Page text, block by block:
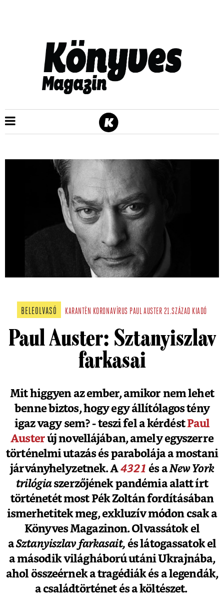
BELEOLVASÓ KARANTÉN KORONAVÍRUS PAUL AUSTER 21.SZÁZAD KIADÓ
Paul Auster: Sztanyiszlav
farkasai
Mit higgyen az ember, amikor nem lehet
benne biztos, hogy egy állítólagos tény
igaz vagy sem? - teszi fel a kérdéstPaul
Austerúj novellájában, amely egyszerre
történelmi utazás és parabolája a mostani
járványhelyzetnek. A 4321 és aNew York
trilógiaszerzőjének pandémia alatt írt
történetét most Pék Zoltán fordításában
ismerhetitek meg, exkluzív módon csak a
Könyves Magazinon. Olvassátok el
aSztanyiszlav farkasait, és látogassatok el
a második világháború utáni Ukrajnába,
ahol összeérnek a tragédiák és a legendák,
a családtörténet és a költészet.